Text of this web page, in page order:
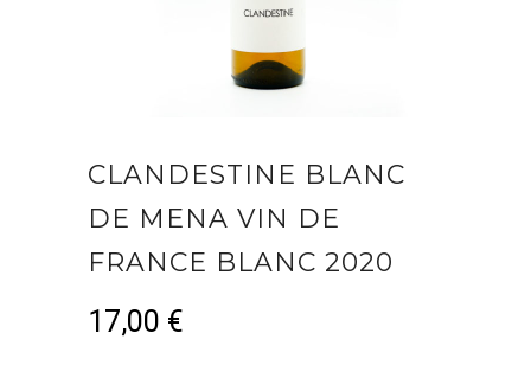
CLANDESTINE BLANC
DE MENA VIN DE
FRANCE BLANC 2020
17,00 €